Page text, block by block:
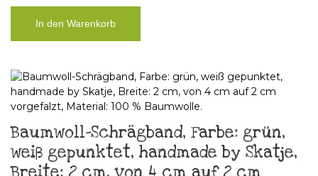
In den Warenkorb
Baumwoll-Schrägband, Farbe: grün,
weiß gepunktet, handmade by Skatje,